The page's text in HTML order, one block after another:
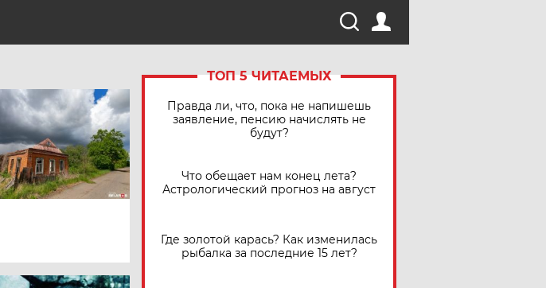
ТОП 5 ЧИТАЕМЫХ
Правда ли, что, пока не напишешь
заявление, пенсию начислять не
будут?
​Что обещает нам конец лета?
Астрологический прогноз на август
Где золотой карась? Как изменилась
рыбалка за последние 15 лет?